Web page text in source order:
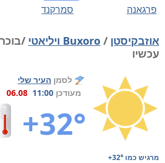
סמרקנד פרגאנה
אוזבקיסטן / Buxoro ויליאטי
/
עכשיו
לסמן העיר שלי
מעודכן 11:00
06.08
+32°
מרגיש כמו +32°